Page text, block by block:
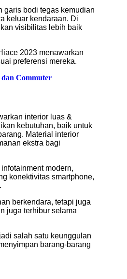
garis bodi tegas kemudian
keluar kendaraan. Di
visibilitas lebih baik
2023 menawarkan
preferensi mereka.
dan Commuter
interior luas &
kebutuhan, baik untuk
Material interior
ekstra bagi
modern,
konektivitas smartphone,
berkendara, tetapi juga
juga terhibur selama
salah satu keunggulan
barang-barang